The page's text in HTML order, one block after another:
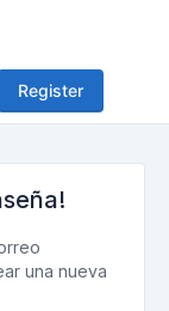
Register
una nueva